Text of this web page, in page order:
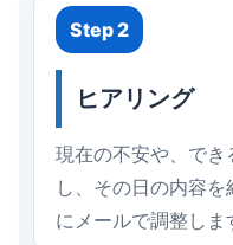
Step 2
ヒアリング
現在の不安や、で
し、その日の内容
にメールで調整しま